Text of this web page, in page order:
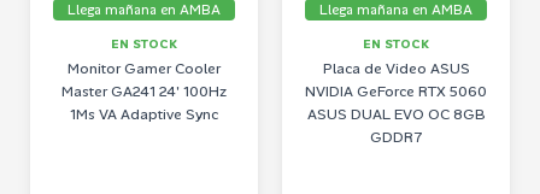
Llega mañana en AMBA
EN STOCK
Monitor Gamer Cooler
Master GA241 24' 100Hz
1Ms VA Adaptive Sync
Llega mañana en AMBA
EN STOCK
Placa de Video ASUS
NVIDIA GeForce RTX 5060
ASUS DUAL EVO OC 8GB
GDDR7